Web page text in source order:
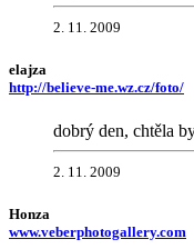
2. 11. 2009
elajza
http://believe-me.wz.cz/foto/
dobrý den, chtěla
2. 11. 2009
Honza
www.veberphotogallery.com